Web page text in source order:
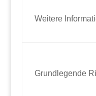
Weitere
Grundlegende